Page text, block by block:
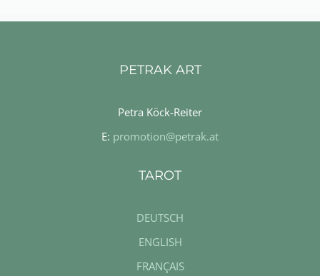
PETRAK ART
Petra Köck-Reiter
E: promotion@petrak.at
TAROT
DEUTSCH
ENGLISH
FRANÇAIS